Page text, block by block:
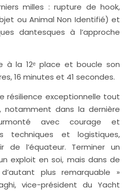
milles : rupture de hook,
ou Animal Non Identifié) et
dantesques à l’approche
à la 12ᵉ place et boucle son
16 minutes et 41 secondes.
résilience exceptionnelle tout
dans la dernière
avec courage et
techniques et logistiques,
de l’équateur. Terminer un
exploit en soi, mais dans de
plus remarquable »
vice-président du Yacht